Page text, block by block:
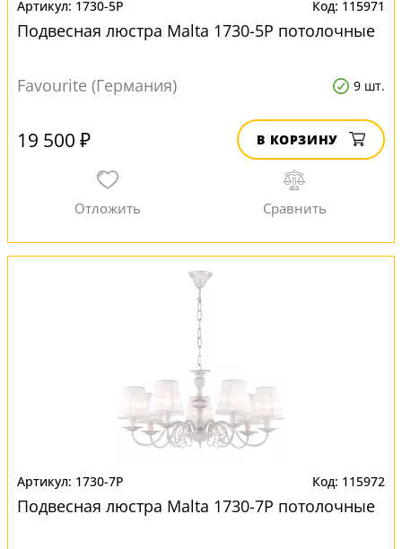
1730-5P 115971
Подвесная люстра Malta 1730-5P потолочные
Favourite (Германия) 9 шт.
19 500 ₽ В КОРЗИНУ
1730-7P 115972
Подвесная люстра Malta 1730-7P потолочные